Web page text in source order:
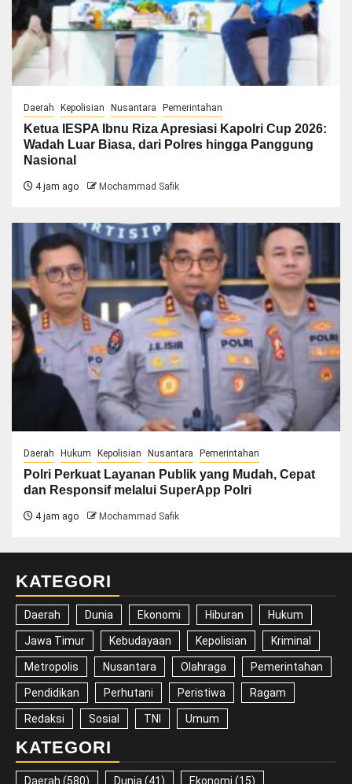
Daerah Kepolisian Nusantara Pemerintahan
Ketua IESPA Ibnu Riza Apresiasi Kapolri Cup 2026:
Wadah Luar Biasa, dari Polres hingga Panggung
Nasional
4 jam ago Mochammad Safik
Daerah Hukum Kepolisian Nusantara Pemerintahan
Polri Perkuat Layanan Publik yang Mudah, Cepat
dan Responsif melalui SuperApp Polri
4 jam ago Mochammad Safik
KATEGORI
Daerah Dunia Ekonomi Hiburan Hukum
Jawa Timur Kebudayaan Kepolisian Kriminal
Metropolis Nusantara Olahraga Pemerintahan
Pendidikan Perhutani Peristiwa Ragam
Redaksi Sosial TNI Umum
KATEGORI
Daerah (580) Dunia (41) Ekonomi (15)